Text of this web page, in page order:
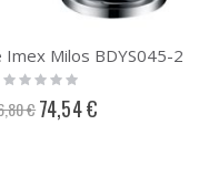
Milos BDYS045-2
Rating:
€ Precio
especial
74,54 €